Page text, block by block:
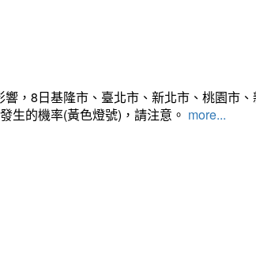
，8日基隆市、臺北市、新北市、桃園市
生的機率(黃色燈號)，請注意。 more...